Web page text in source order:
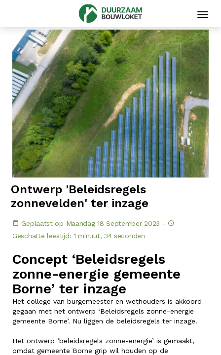
Ontwerp 'Beleidsregels
zonnevelden' ter inzage
Geplaatst op Maandag 18 September 2023 -
Geschatte leestijd: 1 minuut, 34 seconden
Concept ‘Beleidsregels
zonne-energie gemeente
Borne’ ter inzage
Het college van burgemeester en wethouders is akkoord
gegaan met het ontwerp ‘Beleidsregels zonne-energie
gemeente Borne’. Nu liggen de beleidsregels ter inzage.
Het ontwerp ‘beleidsregels zonne-energie’ is gemaakt,
omdat gemeente Borne grip wil houden op de